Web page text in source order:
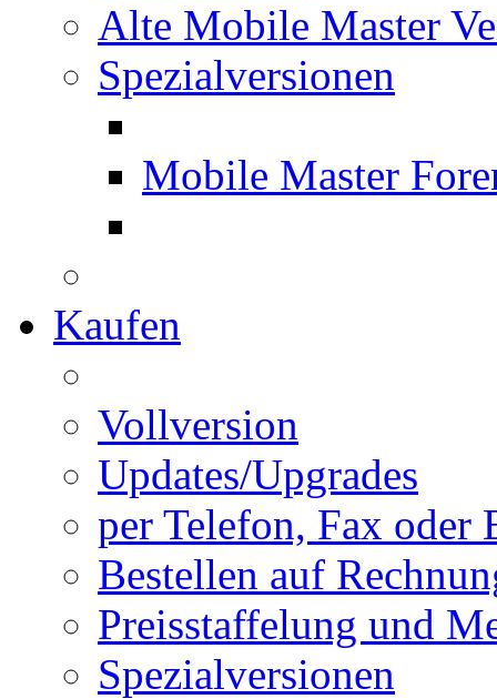
Alte Mobile Master
Spezialversionen
Mobile Master
Kaufen
Vollversion
Updates/Upgrades
per Telefon, Fax oder
Bestellen auf
Preisstaffelung und
Spezialversionen